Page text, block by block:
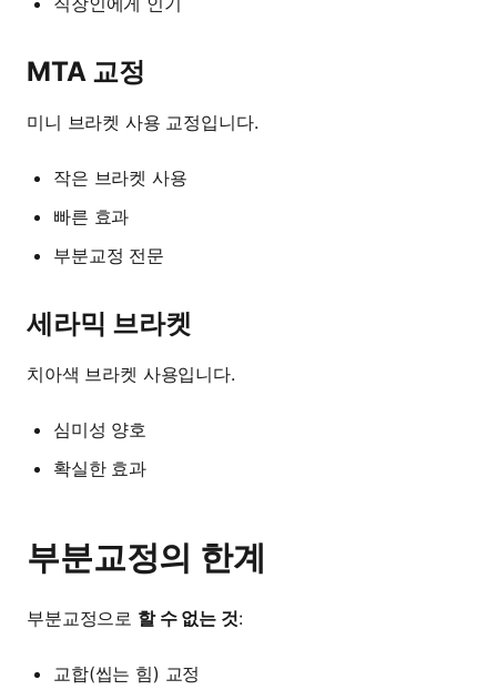
MTA 교정
미니 브라켓 사용 교정입니다.
작은 브라켓 사용
빠른 효과
부분교정 전문
세라믹 브라켓
치아색 브라켓 사용입니다.
심미성 양호
확실한 효과
부분교정의 한계
부분교정으로 할 수 없는 것:
교합(씹는 힘) 교정